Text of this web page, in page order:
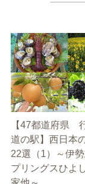
【47都道府県
道の駅】西日本
22選（1）～伊
プリングスひよ